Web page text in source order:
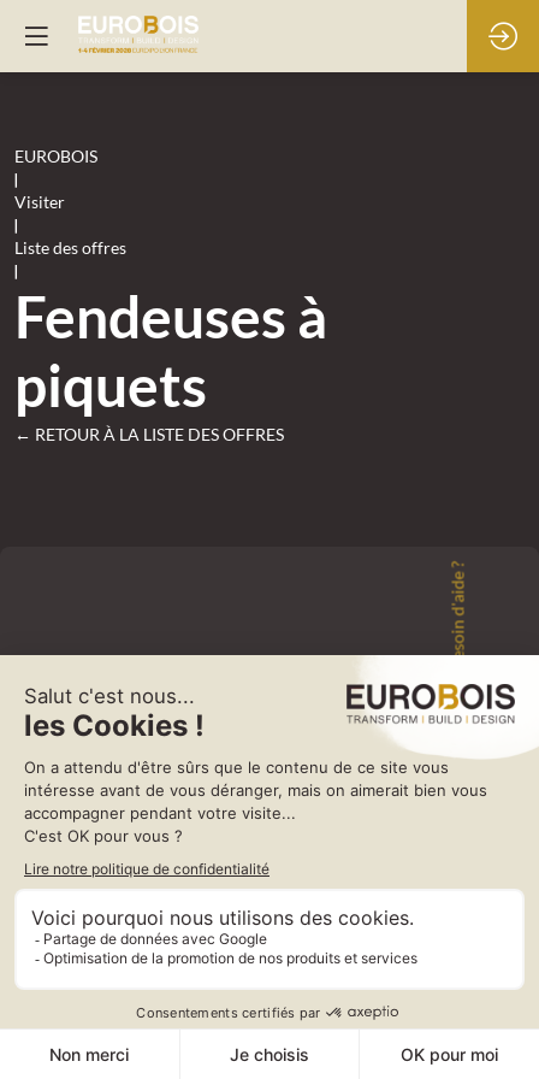
EUROBOIS
|
Visiter
|
Liste des offres
|
Fendeuses à
piquets
← RETOUR À LA LISTE DES OFFRES
La fendeuse à piquets FE 250 est spécialement conçue pour
optimiser le rendement et minimiser les déchets de production de
piquets, tout en assurant une sécurité maximale à l’opérateur grâce à
blessure lors du fonctionnement.
Conçue et développée sous la marque Europe Industrie 87, elle offre
une cadence industrielle de 250 fentes par heure et fonctionne
Besoin d'aide ?